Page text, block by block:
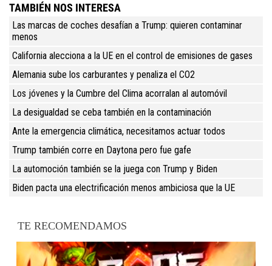
TAMBIÉN NOS INTERESA
Las marcas de coches desafían a Trump: quieren contaminar
menos
California alecciona a la UE en el control de emisiones de gases
Alemania sube los carburantes y penaliza el CO2
Los jóvenes y la Cumbre del Clima acorralan al automóvil
La desigualdad se ceba también en la contaminación
Ante la emergencia climática, necesitamos actuar todos
Trump también corre en Daytona pero fue gafe
La automoción también se la juega con Trump y Biden
Biden pacta una electrificación menos ambiciosa que la UE
TE RECOMENDAMOS